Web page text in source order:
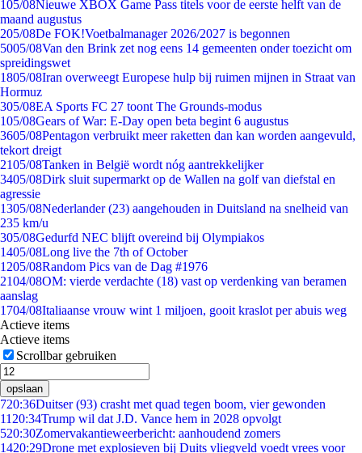
105/08Nieuwe XBOX Game Pass titels voor de eerste helft van de
maand augustus
205/08De FOK!Voetbalmanager 2026/2027 is begonnen
5005/08Van den Brink zet nog eens 14 gemeenten onder toezicht om
spreidingswet
1805/08Iran overweegt Europese hulp bij ruimen mijnen in Straat van
Hormuz
305/08EA Sports FC 27 toont The Grounds-modus
105/08Gears of War: E-Day open beta begint 6 augustus
3605/08Pentagon verbruikt meer raketten dan kan worden aangevuld,
tekort dreigt
2105/08Tanken in België wordt nóg aantrekkelijker
3405/08Dirk sluit supermarkt op de Wallen na golf van diefstal en
agressie
1305/08Nederlander (23) aangehouden in Duitsland na snelheid van
235 km/u
305/08Gedurfd NEC blijft overeind bij Olympiakos
1405/08Long live the 7th of October
1205/08Random Pics van de Dag #1976
2104/08OM: vierde verdachte (18) vast op verdenking van beramen
aanslag
1704/08Italiaanse vrouw wint 1 miljoen, gooit kraslot per abuis weg
Actieve items
Actieve items
Scrollbar gebruiken
opslaan
720:36Duitser (93) crasht met quad tegen boom, vier gewonden
11 20:34Trump wil dat J.D. Vance hem in 2028 opvolgt
520:30Zomervakantieweerbericht: aanhoudend zomers
1420:29Drone met explosieven bij Duits vliegveld voedt vrees voor